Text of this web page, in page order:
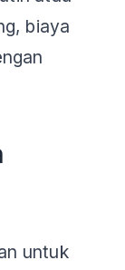
biaya
untuk